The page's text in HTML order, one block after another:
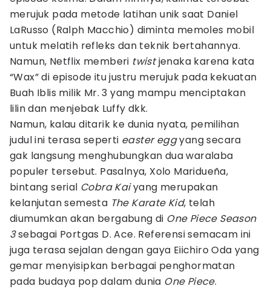
merujuk pada metode latihan unik saat Daniel
LaRusso (Ralph Macchio) diminta memoles mobil
untuk melatih refleks dan teknik bertahannya.
Namun, Netflix memberi twistjenaka karena kata
“Wax” di episode itu justru merujuk pada kekuatan
Buah Iblis milik Mr. 3 yang mampu menciptakan
lilin dan menjebak Luffy dkk.
Namun, kalau ditarik ke dunia nyata, pemilihan
judul ini terasa seperti easter eggyang secara
gak langsung menghubungkan dua waralaba
populer tersebut. Pasalnya, Xolo Maridueña,
bintang serial Cobra Kaiyang merupakan
kelanjutan semesta The Karate Kid, telah
diumumkan akan bergabung di One Piece Season
3sebagai Portgas D. Ace. Referensi semacam ini
juga terasa sejalan dengan gaya Eiichiro Oda yang
gemar menyisipkan berbagai penghormatan
pada budaya pop dalam dunia One Piece.